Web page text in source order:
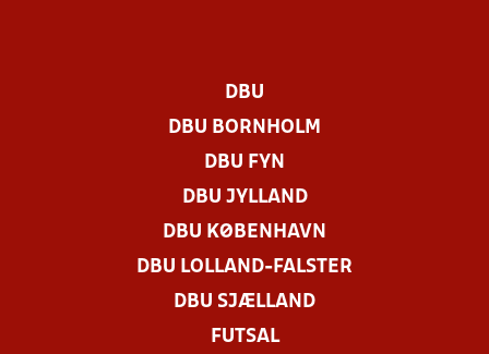
DBU
DBU BORNHOLM
DBU FYN
DBU JYLLAND
DBU KØBENHAVN
DBU LOLLAND-FALSTER
DBU SJÆLLAND
FUTSAL